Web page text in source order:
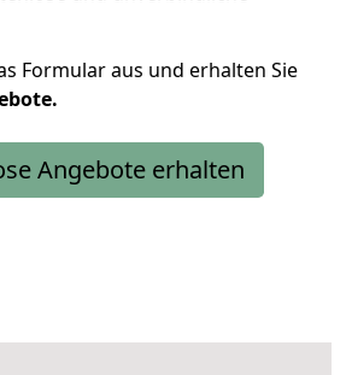
Formular aus und erhalten Sie
Angebote erhalten